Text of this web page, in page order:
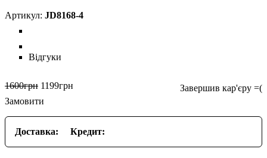
JD8168-4
Відгуки
1600грн 1199грн
Замовити
Доставка: Кредит: